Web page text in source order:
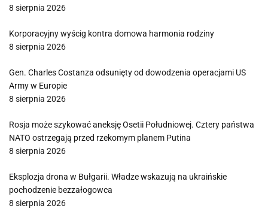
8 sierpnia 2026
Korporacyjny wyścig kontra domowa harmonia rodziny
8 sierpnia 2026
Gen. Charles Costanza odsunięty od dowodzenia operacjami US
Army w Europie
8 sierpnia 2026
Rosja może szykować aneksję Osetii Południowej. Cztery państwa
NATO ostrzegają przed rzekomym planem Putina
8 sierpnia 2026
Eksplozja drona w Bułgarii. Władze wskazują na ukraińskie
pochodzenie bezzałogowca
8 sierpnia 2026